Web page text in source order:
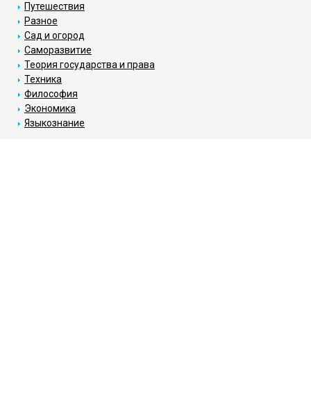
Путешествия
Разное
Сад и огород
Саморазвитие
Теория государства и права
Техника
Философия
Экономика
Языкознание